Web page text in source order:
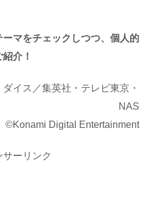
マをチェックしつつ、個人的
介！
イス／集英社・テレビ東京・
NAS
©Konami Digital Entertainment
サーリンク